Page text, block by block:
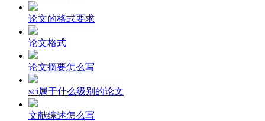
论文的格式要求
论文格式
论文摘要怎么写
sci属于什么级别的论文
文献综述怎么写